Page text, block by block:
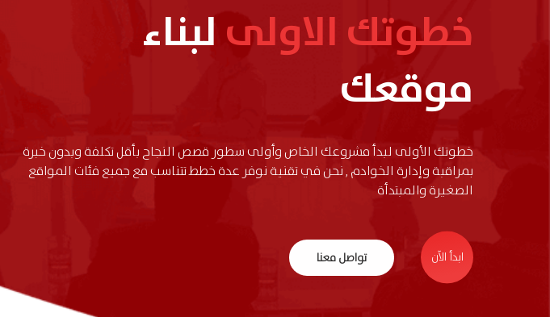
خطوتك الاولىلبناء
موقعك
خطوتك الأولى لبدأ مشروعك الخاص وأولى سطور قصص النجاح بأقل تكلفة وبدون خبرة
بمراقبة وإدارة الخوادم , نحن في تقنية نوفر عدة خطط تتناسب مع جميع فئات المواقع
الصغيرة والمبتدأة
ابدأ الآن تواصل معنا